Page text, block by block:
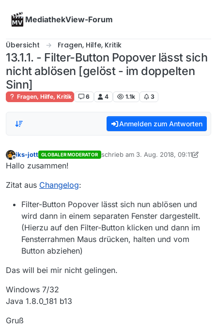
MediathekView-Forum
Übersicht Fragen, Hilfe, Kritik
13.1.1. - Filter-Button Popover lässt sich
nicht ablösen [gelöst - im doppelten
Sinn]
Fragen, Hilfe, Kritik 6 4 1.1k 3
Anmelden zum Antworten
Offline
iks-jott GLOBALER MODERATOR schrieb am 3. Aug. 2018, 09:11
zuletzt editiert von iks-jott8. März
Hallo zusammen!
Zitat aus Changelog:
Filter-Button Popover lässt sich nun ablösen und
wird dann in einem separaten Fenster dargestellt.
(Hierzu auf den Filter-Button klicken und dann im
Fensterrahmen Maus drücken, halten und vom
Button abziehen)
Das will bei mir nicht gelingen.
Windows 7/32
Java 1.8.0_181 b13
Gruß